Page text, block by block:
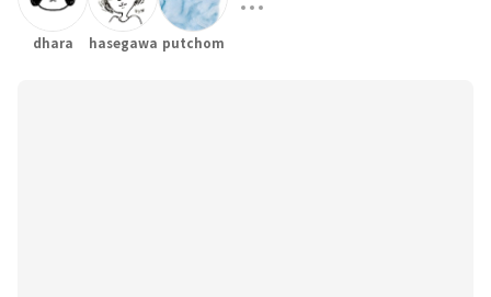
dhara hasegawa putchom